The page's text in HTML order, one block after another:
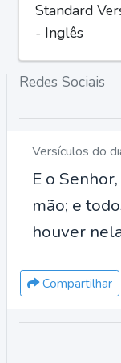
Standard
- Inglês
Redes Sociais
Versículos do
E o
mão; e
houver
Compartilhar